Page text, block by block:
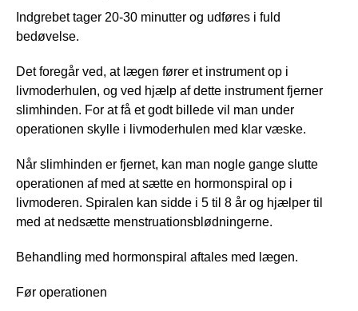
Indgrebet tager 20-30 minutter og udføres i fuld
bedøvelse.
Det foregår ved, at lægen fører et instrument op i
livmoderhulen, og ved hjælp af dette instrument fjerner
slimhinden. For at få et godt billede vil man under
operationen skylle i livmoderhulen med klar væske.
Når slimhinden er fjernet, kan man nogle gange slutte
operationen af med at sætte en hormonspiral op i
livmoderen. Spiralen kan sidde i 5 til 8 år og hjælper til
med at nedsætte menstruationsblødningerne.
Behandling med hormonspiral aftales med lægen.
Før operationen